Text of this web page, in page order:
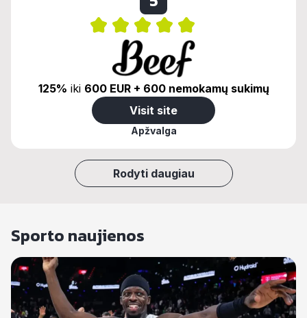
125% iki 600 EUR + 600 nemokamų sukimų
Visit site
Apžvalga
Rodyti daugiau
Sporto naujienos